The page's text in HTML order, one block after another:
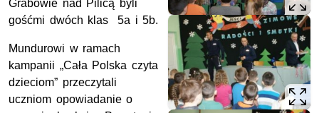
Grabowie nad Pilicą byli
gośćmi dwóch klas 5a i 5b.
Mundurowi w ramach
kampanii „Cała Polska czyta
dzieciom” przeczytali
uczniom opowiadanie o